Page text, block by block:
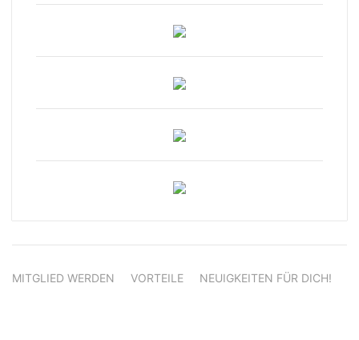
MITGLIED WERDEN VORTEILE NEUIGKEITEN FÜR DICH!